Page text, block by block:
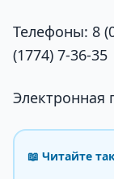
Телефоны: 8
(1774) 7-36-35
Электронная
📖 Читайте